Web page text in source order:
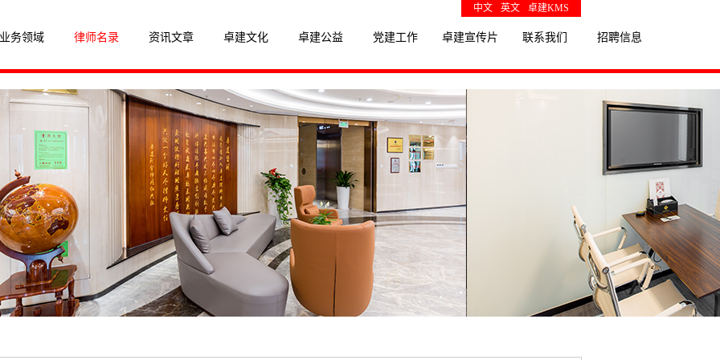
中文 英文 卓建KMS
务领域 律师名录 资讯文章 卓建文化 卓建公益 党建工作 卓建宣传片 联系我们 招聘信息